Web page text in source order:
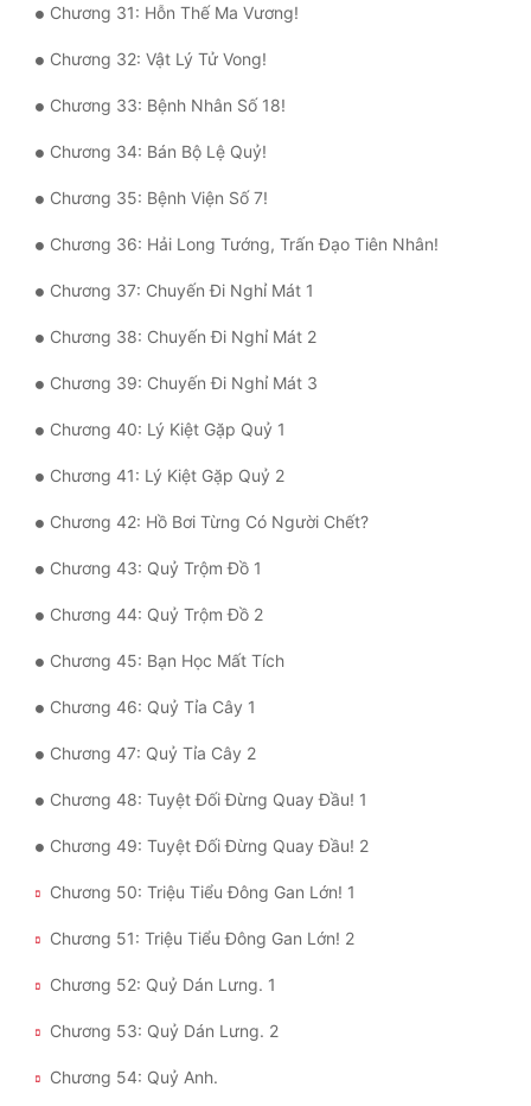
Tính Cách Nhân Vật :
Cơ Trí
Sát Phạt Quyết Đoán
Vô Sỉ
Điềm Đạm
Chương 31: Hỗn Thế Ma Vương!
Chương 32: Vật Lý Tử Vong!
Chương 33: Bệnh Nhân Số 18!
Chương 34: Bán Bộ Lệ Quỷ!
Chương 35: Bệnh Viện Số 7!
Chương 36: Hải Long Tướng, Trấn Đạo Tiên Nhân!
Chương 37: Chuyến Đi Nghỉ Mát 1
Chương 38: Chuyến Đi Nghỉ Mát 2
Chương 39: Chuyến Đi Nghỉ Mát 3
Chương 40: Lý Kiệt Gặp Quỷ 1
Chương 41: Lý Kiệt Gặp Quỷ 2
Chương 42: Hồ Bơi Từng Có Người Chết?
Chương 43: Quỷ Trộm Đồ 1
Chương 44: Quỷ Trộm Đồ 2
Chương 45: Bạn Học Mất Tích
Chương 46: Quỷ Tỉa Cây 1
Chương 47: Quỷ Tỉa Cây 2
Chương 48: Tuyệt Đối Đừng Quay Đầu! 1
Chương 49: Tuyệt Đối Đừng Quay Đầu! 2
Chương 50: Triệu Tiểu Đông Gan Lớn! 1
Chương 51: Triệu Tiểu Đông Gan Lớn! 2
Chương 52: Quỷ Dán Lưng. 1
Chương 53: Quỷ Dán Lưng. 2
Chương 54: Quỷ Anh.